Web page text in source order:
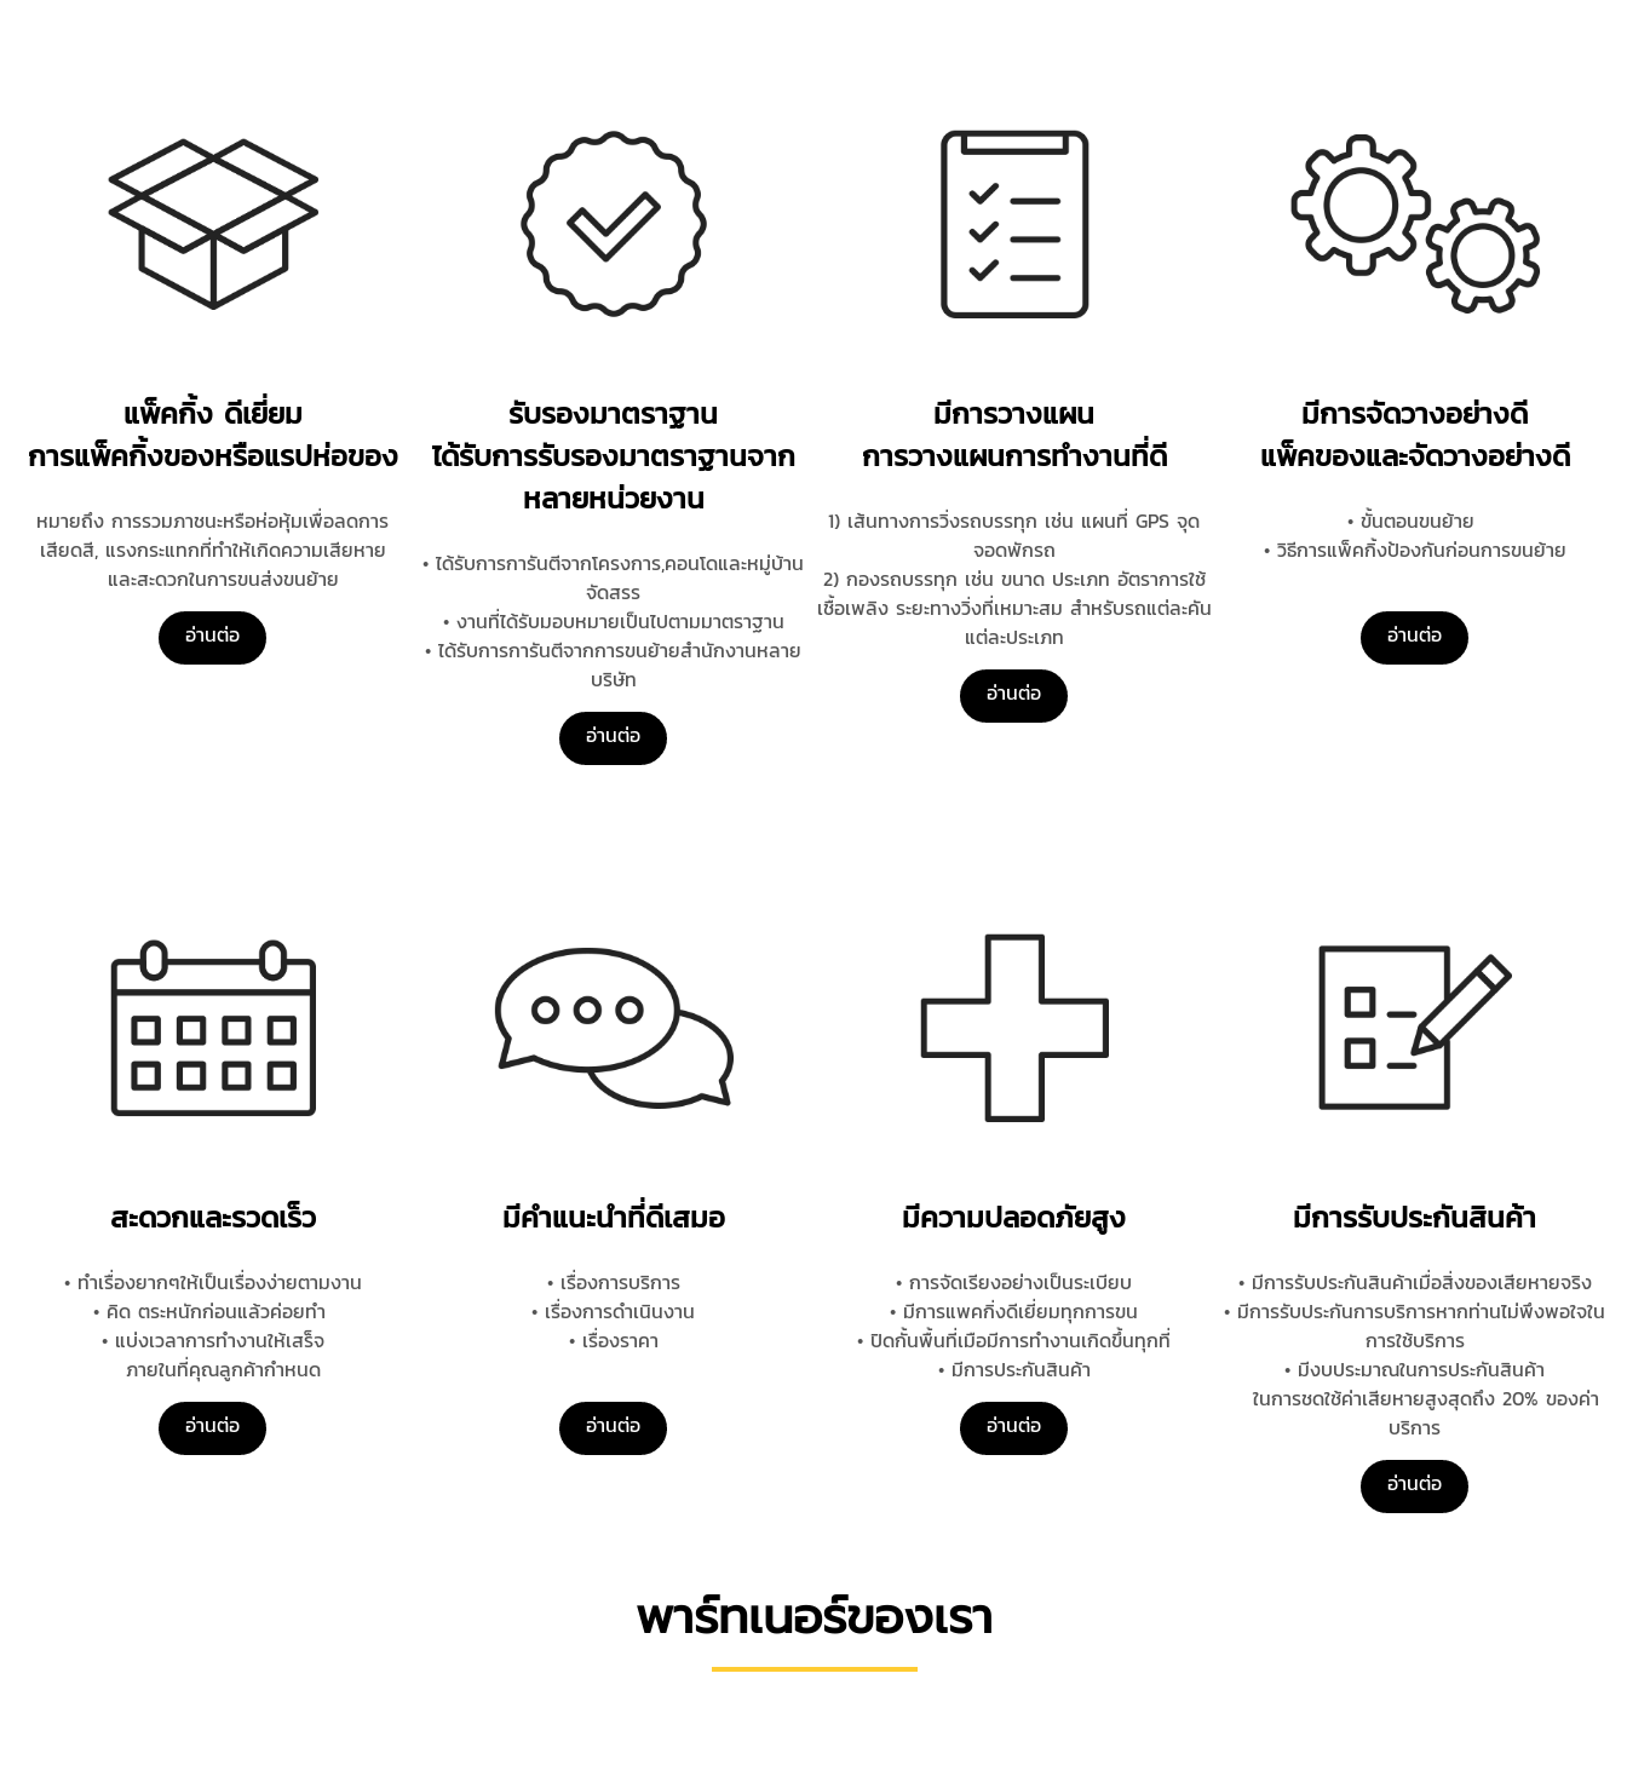
แพ็คกิ้ง ดีเยี่ยม
การแพ็คกิ้งของหรือแรปห่อของ
หมายถึง การรวมภาชนะหรือห่อหุ้มเพื่อลดการ
เสียดสี, แรงกระแทกที่ทําให้เกิดความเสียหาย
และสะดวกในการขนส่งขนย้าย
อ่านต่อ
รับรองมาตราฐาน
ได้รับการรับรองมาตราฐานจาก
หลายหน่วยงาน
• ได้รับการการันตีจากโครงการ,คอนโดและหมู่บ้าน
จัดสรร
• งานที่ได้รับมอบหมายเป็นไปตามมาตราฐาน
• ได้รับการการันตีจากการขนย้ายสํานักงานหลาย
บริษัท
อ่านต่อ
มีการวางแผน
การวางแผนการทำงานที่ดี
1) เส้นทางการวิ่งรถบรรทุก เช่น แผนที่ GPS จุด
จอดพักรถ
2) กองรถบรรทุก เช่น ขนาด ประเภท อัตราการใช้
เชื้อเพลิง ระยะทางวิ่งที่เหมาะสม สำหรับรถแต่ละคัน
แต่ละประเภท
อ่านต่อ
มีการจัดวางอย่างดี
แพ็คของและจัดวางอย่างดี
• ขั้นตอนขนย้าย
• วิธีการแพ็คกิ้งป้องกันก่อนการขนย้าย
อ่านต่อ
สะดวกและรวดเร็ว
• ทําเรื่องยากๆให้เป็นเรื่องง่ายตามงาน
• คิด ตระหนักก่อนแล้วค่อยทํา
• แบ่งเวลาการทํางานให้เสร็จ
ภายในที่คุณลูกค้ากำหนด
อ่านต่อ
มีคำแนะนำที่ดีเสมอ
• เรื่องการบริการ
• เรื่องการดําเนินงาน
• เรื่องราคา
อ่านต่อ
มีความปลอดภัยสูง
• การจัดเรียงอย่างเป็นระเบียบ
• มีการแพคกิ่งดีเยี่ยมทุกการขน
• ปิดกั้นพื้นที่เมือมีการทํางานเกิดขึ้นทุกที่
• มีการประกันสินค้า
อ่านต่อ
มีการรับประกันสินค้า
• มีการรับประกันสินค้าเมื่อสิ่งของเสียหายจริง
• มีการรับประกันการบริการหากท่านไม่พึงพอใจใน
การใช้บริการ
• มีงบประมาณในการประกันสินค้า
ในการชดใช้ค่าเสียหายสูงสุดถึง 20% ของค่า
บริการ
อ่านต่อ
พาร์ทเนอร์ของเรา